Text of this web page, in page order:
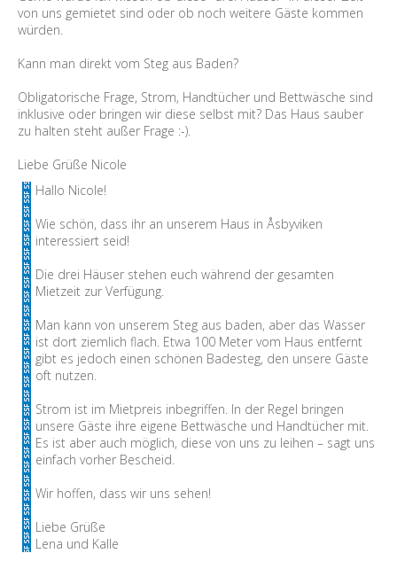
von uns gemietet sind oder ob noch weitere Gäste kommen
würden.
Kann man direkt vom Steg aus Baden?
Obligatorische Frage, Strom, Handtücher und Bettwäsche sind
inklusive oder bringen wir diese selbst mit? Das Haus sauber
zu halten steht außer Frage :-).
Liebe Grüße Nicole
Hallo Nicole!
Wie schön, dass ihr an unserem Haus in Åsbyviken
interessiert seid!
Die drei Häuser stehen euch während der gesamten
Mietzeit zur Verfügung.
Man kann von unserem Steg aus baden, aber das Wasser
ist dort ziemlich flach. Etwa 100 Meter vom Haus entfernt
gibt es jedoch einen schönen Badesteg, den unsere Gäste
oft nutzen.
Strom ist im Mietpreis inbegriffen. In der Regel bringen
unsere Gäste ihre eigene Bettwäsche und Handtücher mit.
Es ist aber auch möglich, diese von uns zu leihen – sagt uns
einfach vorher Bescheid.
Wir hoffen, dass wir uns sehen!
Liebe Grüße
Lena und Kalle